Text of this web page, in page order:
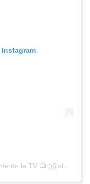
Una publicación compartida por Amante de la TV 📺 (@alguien_te_observa)